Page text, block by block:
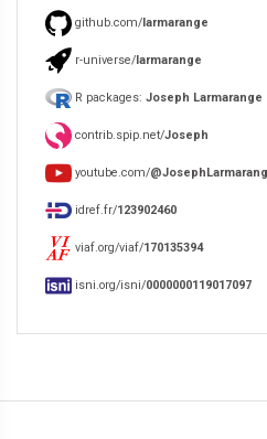
github.com/larmarange
r-universe/larmarange
R packages: Joseph Larmarange
contrib.spip.net/Joseph
youtube.com/
idref.fr/123902460
viaf.org/viaf/170135394
isni.org/isni/0000000119017097